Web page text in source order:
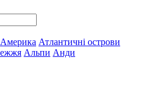
Америка Атлантичні острови
Альпи Анди